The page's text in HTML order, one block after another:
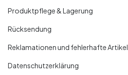
Produktpflege & Lagerung
Rücksendung
Reklamationen und fehlerhafte Artikel
Datenschutzerklärung